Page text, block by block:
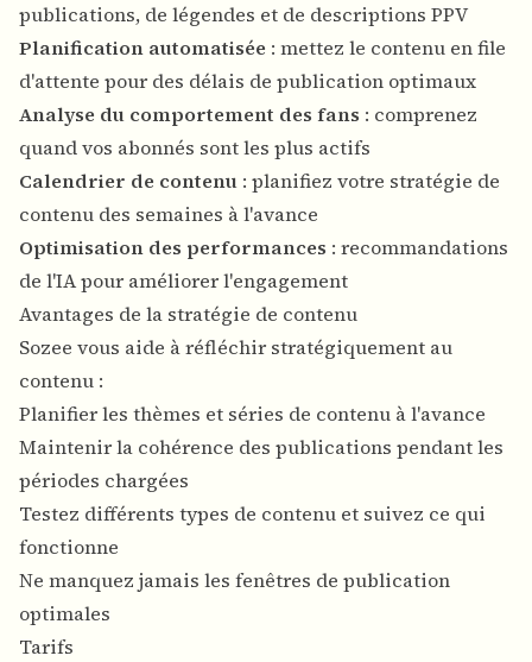
publications, de légendes et de descriptions PPV
Planification automatisée : mettez le contenu en file
d'attente pour des délais de publication optimaux
Analyse du comportement des fans : comprenez
quand vos abonnés sont les plus actifs
Calendrier de contenu : planifiez votre stratégie de
contenu des semaines à l'avance
Optimisation des performances : recommandations
de l'IA pour améliorer l'engagement
Avantages de la stratégie de contenu
Sozee vous aide à réfléchir stratégiquement au
contenu :
Planifier les thèmes et séries de contenu à l'avance
Maintenir la cohérence des publications pendant les
périodes chargées
Testez différents types de contenu et suivez ce qui
fonctionne
Ne manquez jamais les fenêtres de publication
optimales
Tarifs